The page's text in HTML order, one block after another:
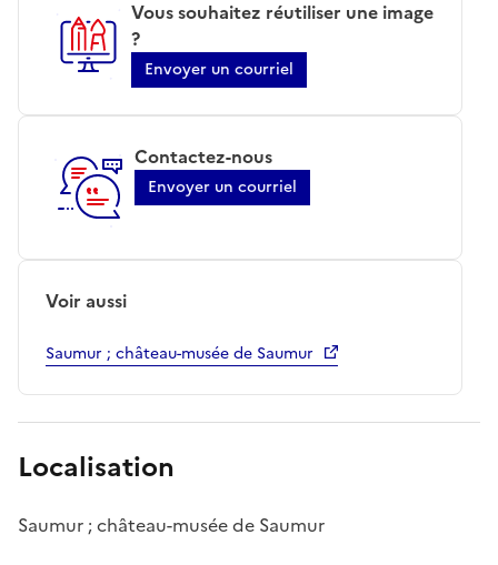
Vous souhaitez réutiliser une image
?
Envoyer un courriel
Contactez-nous
Envoyer un courriel
Voir aussi
Saumur ; château-musée de Saumur
Localisation
Saumur ; château-musée de Saumur